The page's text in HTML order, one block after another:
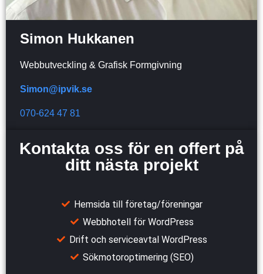
Simon Hukkanen
Webbutveckling & Grafisk Formgivning
Simon@ipvik.se
070-624 47 81
Kontakta oss för en offert på
ditt nästa projekt
Hemsida till företag/föreningar
Webbhotell för WordPress
Drift och serviceavtal WordPress
Sökmotoroptimering (SEO)